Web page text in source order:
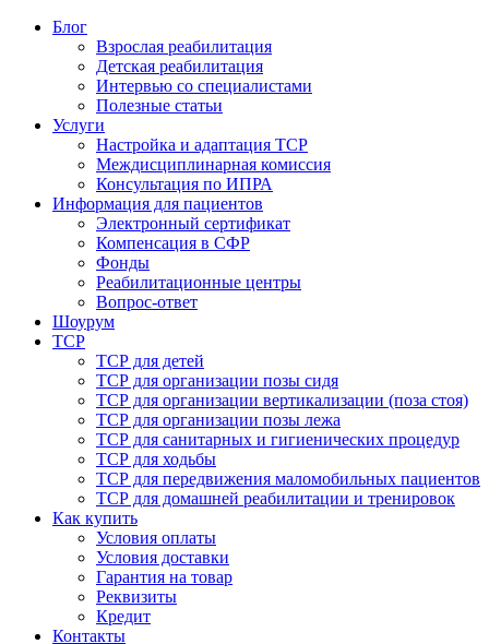
Блог
Взрослая реабилитация
Детская реабилитация
Интервью со специалистами
Полезные статьи
Услуги
Настройка и адаптация ТСР
Междисциплинарная комиссия
Консультация по ИПРА
Информация для пациентов
Электронный сертификат
Компенсация в СФР
Фонды
Реабилитационные центры
Вопрос-ответ
Шоурум
ТСР
ТСР для детей
ТСР для организации позы сидя
ТСР для организации вертикализации (поза стоя)
ТСР для организации позы лежа
ТСР для санитарных и гигиенических процедур
ТСР для ходьбы
ТСР для передвижения маломобильных пациентов
ТСР для домашней реабилитации и тренировок
Как купить
Условия оплаты
Условия доставки
Гарантия на товар
Реквизиты
Кредит
Контакты